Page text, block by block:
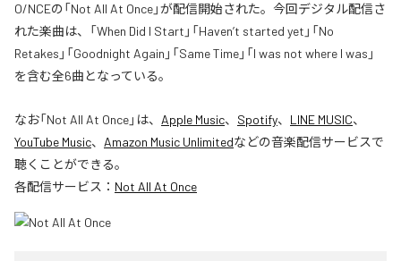
O/NCEの「Not All At Once」が配信開始された。今回デジタル配信さ
れた楽曲は、「When Did I Start」「Haven’t started yet」「No
Retakes」「Goodnight Again」「Same Time」「I was not where I was」
を含む全6曲となっている。
なお「Not All At Once」は、 Apple Music、 Spotify、 LINE MUSIC、
YouTube Music、 Amazon Music Unlimitedなどの音楽配信サービスで
聴くことができる。
各配信サービス： Not All At Once